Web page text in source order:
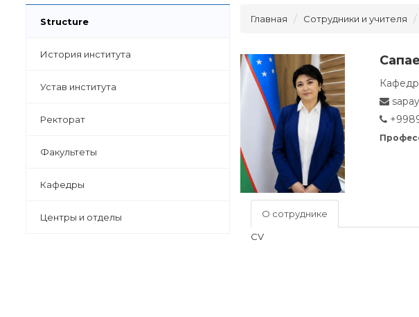
Structure
История института
Устав института
Ректорат
Факультеты
Кафедры
Центры и отделы
Главная Сотрудники и учителя
О сотруднике
CV